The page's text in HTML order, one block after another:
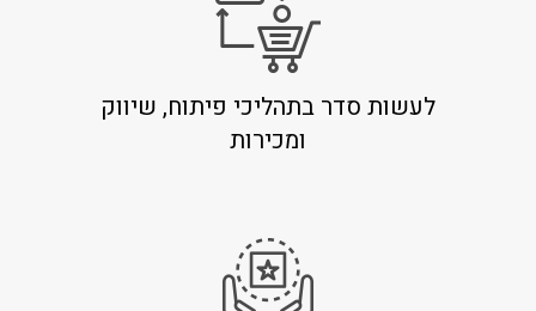
לעשות סדר בתהליכי פיתוח, שיווק
ומכירות